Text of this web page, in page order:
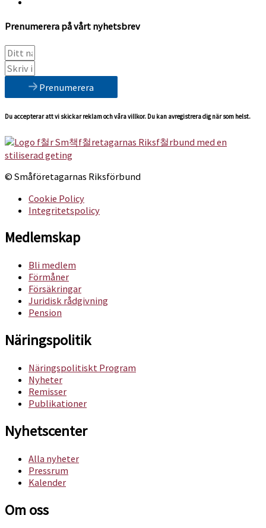
Prenumerera på vårt nyhetsbrev
Prenumerera
Du accepterar att vi skickar reklam och våra villkor. Du kan avregistrera dig när som helst.
© Småföretagarnas Riksförbund
Cookie Policy
Integritetspolicy
Medlemskap
Bli medlem
Förmåner
Försäkringar
Juridisk rådgivning
Pension
Näringspolitik
Näringspolitiskt Program
Nyheter
Remisser
Publikationer
Nyhetscenter
Alla nyheter
Pressrum
Kalender
Om oss​